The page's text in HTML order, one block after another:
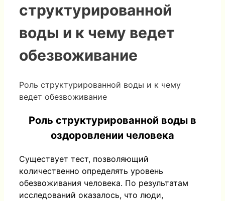
структурированной
воды и к чему ведет
обезвоживание
Роль структурированной воды и к чему
ведет обезвоживание
Роль структурированной воды в
оздоровлении человека
Существует тест, позволяющий
количественно определять уровень
обезвоживания человека. По результатам
исследований оказалось, что люди,